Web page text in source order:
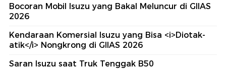
Bocoran Mobil Isuzu yang Bakal Meluncur di GIIAS
2026
Kendaraan Komersial Isuzu yang Bisa <i>Diotak-
atik</i> Nongkrong di GIIAS 2026
Saran Isuzu saat Truk Tenggak B50